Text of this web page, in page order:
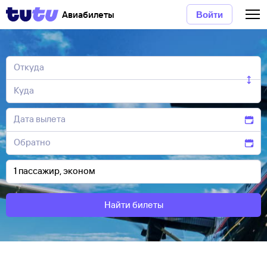
Авиабилеты Войти
Найти билеты